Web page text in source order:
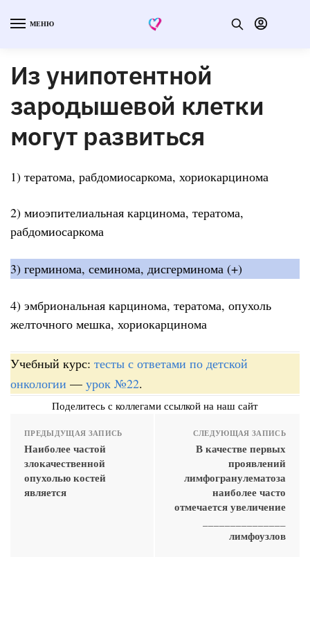
МЕНЮ
Из унипотентной
зародышевой клетки
могут развиться
1) тератома, рабдомиосаркома, хориокарцинома
2) миоэпителиальная карцинома, тератома,
рабдомиосаркома
3) герминома, семинома, дисгерминома (+)
4) эмбриональная карцинома, тератома, опухоль
желточного мешка, хориокарцинома
Учебный курс: тесты с ответами по детской
онкологии — урок №22.
Поделитесь с коллегами ссылкой на наш сайт
ПРЕДЫДУЩАЯ ЗАПИСЬ
Наиболее частой
злокачественной
опухолью костей
является
СЛЕДУЮЩАЯ ЗАПИСЬ
В качестве первых
проявлений
лимфогранулематоза
наиболее часто
отмечается увеличение
лимфоузлов